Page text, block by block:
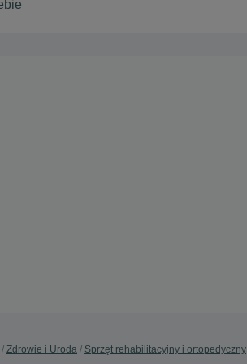
Zdrowie i Uroda Sprzęt rehabilitacyjny i ortopedyczny